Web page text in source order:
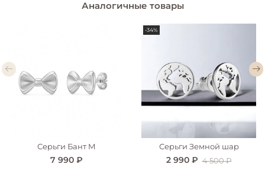
Аналогичные товары
Серьги Бант M
7 990 ₽
-34%
Серьги Земной шар
2 990 ₽ 4 500 ₽